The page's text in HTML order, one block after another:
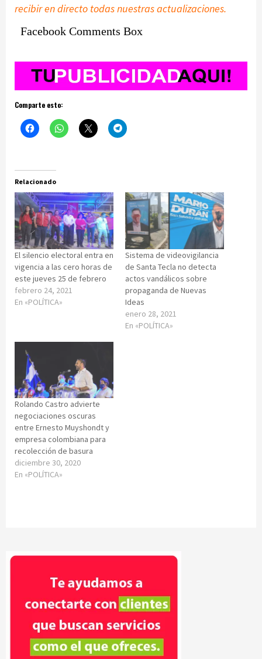
recibir en directo todas nuestras actualizaciones.
Facebook Comments Box
Comparte esto:
Relacionado
El silencio electoral entra en
vigencia a las cero horas de
este jueves 25 de febrero
febrero 24, 2021
En «POLÍTICA»
Sistema de videovigilancia
de Santa Tecla no detecta
actos vandálicos sobre
propaganda de Nuevas
Ideas
enero 28, 2021
En «POLÍTICA»
Rolando Castro advierte
negociaciones oscuras
entre Ernesto Muyshondt y
empresa colombiana para
recolección de basura
diciembre 30, 2020
En «POLÍTICA»